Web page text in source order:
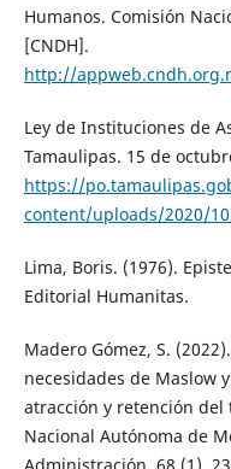
Humanos. Comisión
[CNDH].
http://
Ley de Instituciones de
Tamaulipas. 15 de
https://
content/uploads/2020/
Lima, Boris. (1976).
Editorial Humanitas.
Madero Gómez, S.
necesidades de Maslow
atracción y retención
Nacional Autónoma de